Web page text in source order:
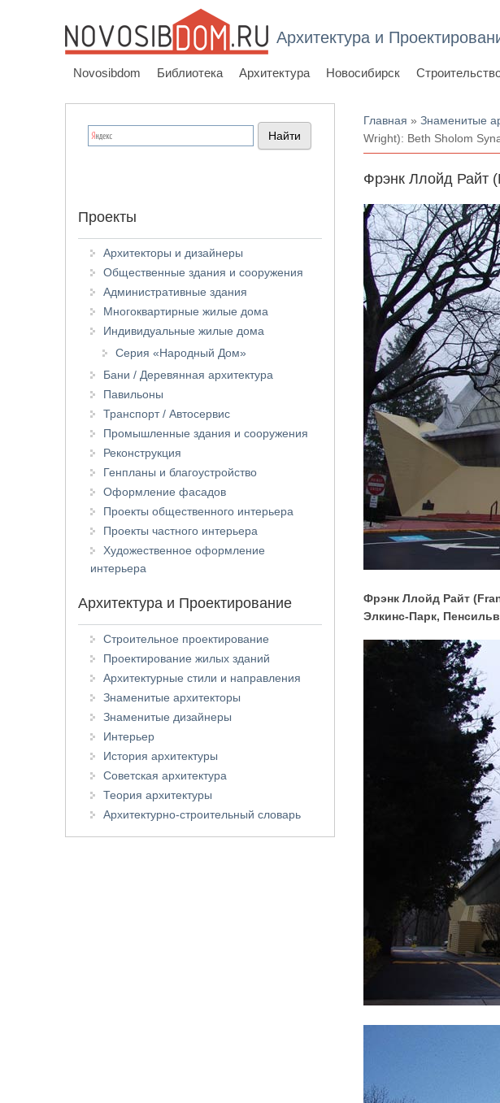
Архитектура и
Novosibdom Библиотека Архитектура Новосибирск
Вы здесь
Главная »Знаменитые
Wright): Beth Sholom
Фрэнк Ллойд Райт
Фрэнк Ллойд Райт
Элкинс-Парк,
Проекты
Архитекторы и дизайнеры
Общественные здания и сооружения
Административные здания
Многоквартирные жилые дома
Индивидуальные жилые дома
Серия «Народный Дом»
Бани / Деревянная архитектура
Павильоны
Транспорт / Автосервис
Промышленные здания и сооружения
Реконструкция
Генпланы и благоустройство
Оформление фасадов
Проекты общественного интерьера
Проекты частного интерьера
Художественное оформление
интерьера
Архитектура и Проектирование
Строительное проектирование
Проектирование жилых зданий
Архитектурные стили и направления
Знаменитые архитекторы
Знаменитые дизайнеры
Интерьер
История архитектуры
Советская архитектура
Теория архитектуры
Архитектурно-строительный словарь